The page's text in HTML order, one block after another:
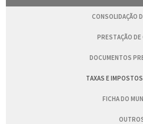
CONSOLIDAÇÃO
PRESTAÇÃO
DOCUMENTOS
TAXAS E
FICHA DO